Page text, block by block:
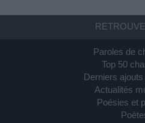
Paroles de
Top 50
Derniers
Actualités
Poésies et